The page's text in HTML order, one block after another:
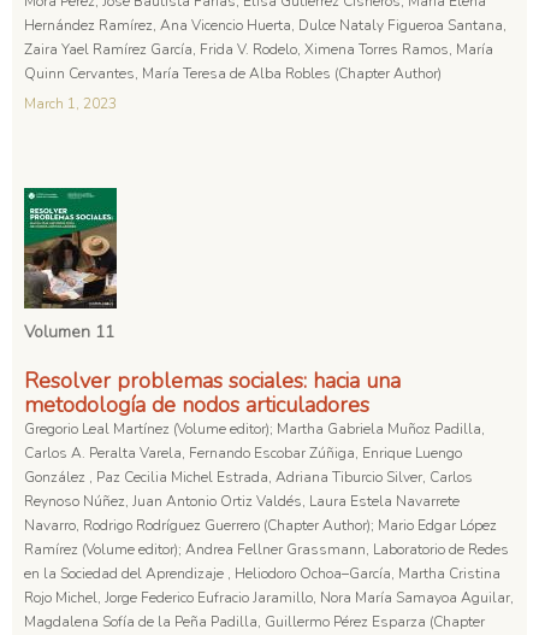
Hernández Ramírez, Ana Vicencio Huerta, Dulce Nataly Figueroa Santana,
Zaira Yael Ramírez García, Frida V. Rodelo, Ximena Torres Ramos, María
Quinn Cervantes, María Teresa de Alba Robles (Chapter Author)
March 1, 2023
Volumen 11
Resolver problemas sociales: hacia una
metodología de nodos articuladores
Gregorio Leal Martínez (Volume editor); Martha Gabriela Muñoz Padilla,
Carlos A. Peralta Varela, Fernando Escobar Zúñiga, Enrique Luengo
González , Paz Cecilia Michel Estrada, Adriana Tiburcio Silver, Carlos
Reynoso Núñez, Juan Antonio Ortiz Valdés, Laura Estela Navarrete
Navarro, Rodrigo Rodríguez Guerrero (Chapter Author); Mario Edgar López
Ramírez (Volume editor); Andrea Fellner Grassmann, Laboratorio de Redes
en la Sociedad del Aprendizaje , Heliodoro Ochoa–García, Martha Cristina
Rojo Michel, Jorge Federico Eufracio Jaramillo, Nora María Samayoa Aguilar,
Magdalena Sofía de la Peña Padilla, Guillermo Pérez Esparza (Chapter